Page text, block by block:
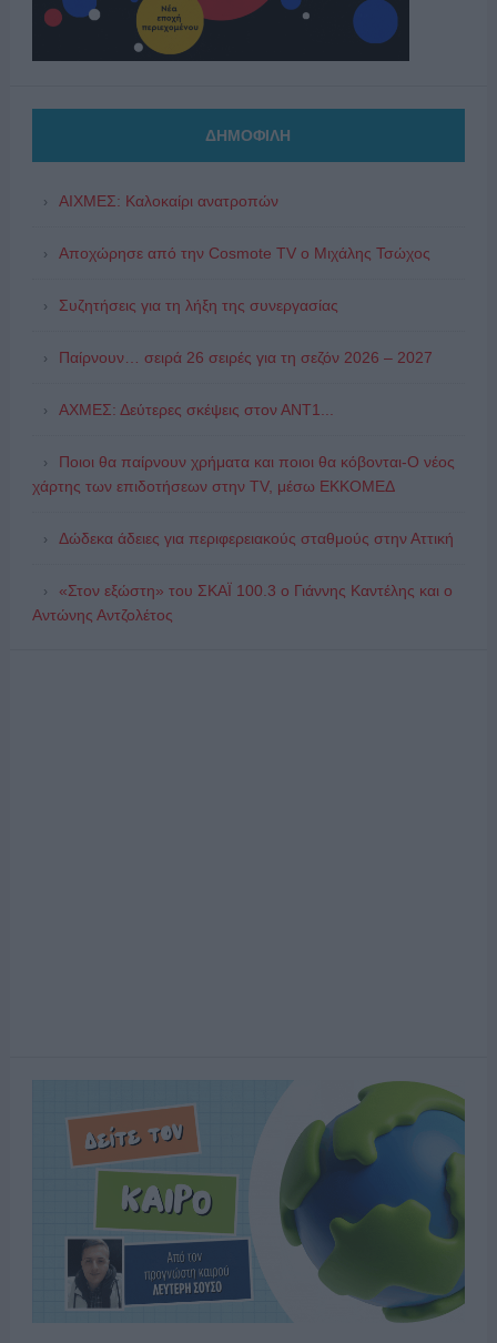
ΔΗΜΟΦΙΛΗ
ΑΙΧΜΕΣ: Καλοκαίρι ανατροπών
Αποχώρησε από την Cosmote TV o Μιχάλης Τσώχος
Συζητήσεις για τη λήξη της συνεργασίας
Παίρνουν… σειρά 26 σειρές για τη σεζόν 2026 – 2027
ΑΧΜΕΣ: Δεύτερες σκέψεις στον ΑΝΤ1...
Ποιοι θα παίρνουν χρήματα και ποιοι θα κόβονται-Ο νέος
χάρτης των επιδοτήσεων στην TV, μέσω ΕΚΚΟΜΕΔ
Δώδεκα άδειες για περιφερειακούς σταθμούς στην Αττική
«Στον εξώστη» του ΣΚΑΪ 100.3 ο Γιάννης Καντέλης και ο
Αντώνης Αντζολέτος